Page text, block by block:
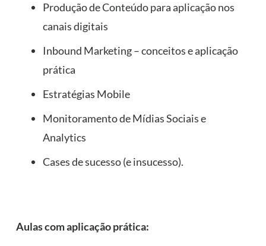
Produção de Conteúdo para aplicação nos
canais digitais
Inbound Marketing – conceitos e aplicação
prática
Estratégias Mobile
Monitoramento de Mídias Sociais e
Analytics
Cases de sucesso (e insucesso).
Aulas com aplicação prática: